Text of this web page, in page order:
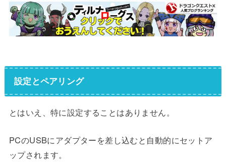
設定とペアリング
とはいえ、特に設定することはありません。
PCのUSBにアダプターを差し込むと自動的にセットア
ップされます。